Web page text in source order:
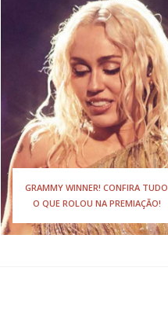
GRAMMY WINNER! CONFIRA TUDO
O QUE ROLOU NA PREMIAÇÃO!